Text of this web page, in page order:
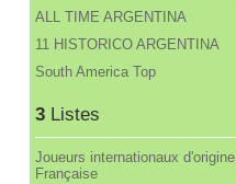
ALL TIME ARGENTINA
11 HISTORICO ARGENTINA
South America Top
3Listes
Joueurs internationaux d'origine
Française